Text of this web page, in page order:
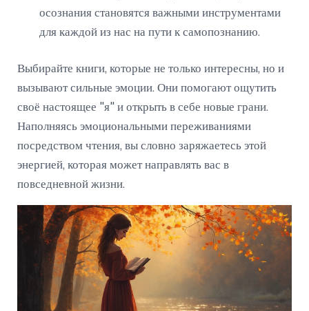
осознания становятся важными инструментами
для каждой из нас на пути к самопознанию.
Выбирайте книги, которые не только интересны, но и
вызывают сильные эмоции. Они помогают ощутить
своё настоящее "я" и открыть в себе новые грани.
Наполняясь эмоциональными переживаниями
посредством чтения, вы словно заряжаетесь этой
энергией, которая может направлять вас в
повседневной жизни.